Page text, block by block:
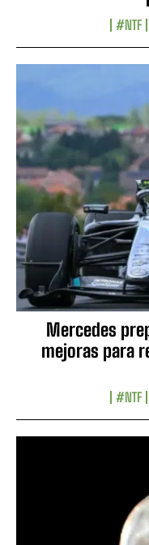
#NTF
Mercedes
mejoras para
#NTF